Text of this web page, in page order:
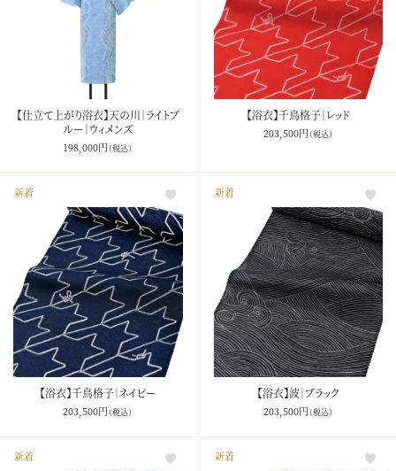
【仕立て上がり浴衣】天の川｜ライトブ
ルー｜ウィメンズ
198,000円 （税込）
【浴衣】千鳥格子｜レッド
203,500円 （税込）
新着
【浴衣】千鳥格子｜ネイビー
203,500円 （税込）
新着
【浴衣】波｜ブラック
203,500円 （税込）
新着 新着